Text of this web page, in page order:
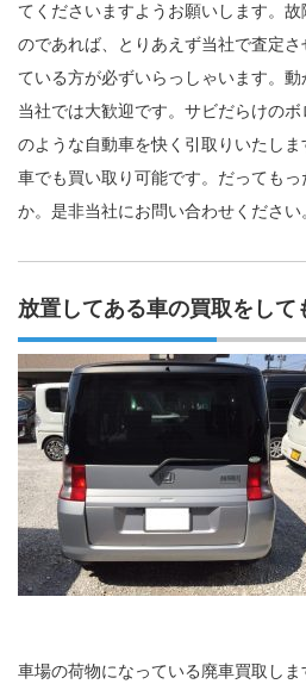
てくださいますようお願いします。
のであれば、とりあえず当社で査定
ている方が必ずいらっしゃいます。動
当社では大歓迎です。サビだらけの
のような自動車を快く引取りいたし
車でも買い取り可能です。だっても
か。是非当社にお問い合わせください
放置してある車の買取をして
車場の荷物になっている廃車買取し